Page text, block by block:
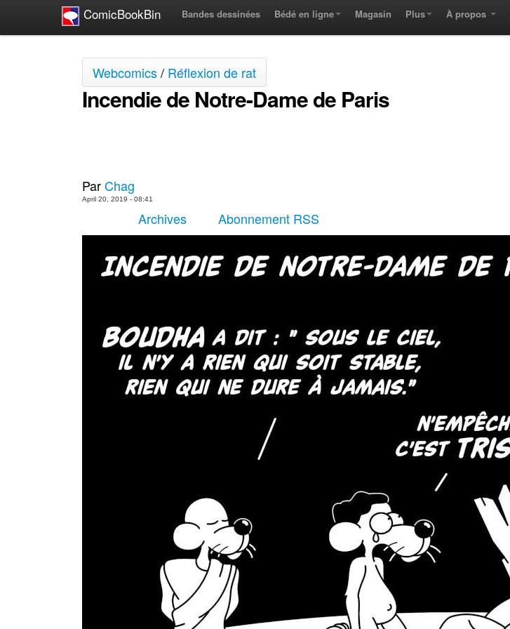
ComicBookBin Bandes dessinées Bédé en ligne Magasin Plus À propos
Webcomics/ Réflexion de rat
Incendie de Notre-Dame de Paris
ParChag
April 20, 2019 - 08:41
Archives Abonnement RSS